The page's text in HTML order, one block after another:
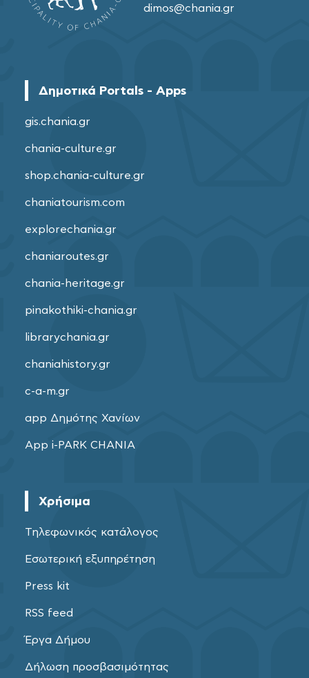
dimos@chania.gr
Δημοτικά Portals - Apps
gis.chania.gr
chania-culture.gr
shop.chania-culture.gr
chaniatourism.com
explorechania.gr
chaniaroutes.gr
chania-heritage.gr
pinakothiki-chania.gr
librarychania.gr
chaniahistory.gr
c-a-m.gr
app Δημότης Χανίων
App i-PARK CHANIA
Χρήσιμα
Τηλεφωνικός κατάλογος
Εσωτερική εξυπηρέτηση
Press kit
RSS feed
Έργα Δήμου
Δήλωση προσβασιμότητας